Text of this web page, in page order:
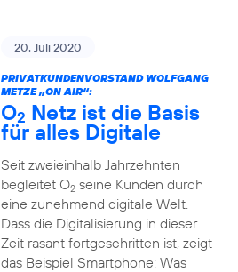
20. Juli 2020
PRIVATKUNDENVORSTAND WOLFGANG
METZE „ON AIR“:
O2 Netz ist die Basis
für alles Digitale
Seit zweieinhalb Jahrzehnten
begleitet O2seine Kunden durch
eine zunehmend digitale Welt.
Dass die Digitalisierung in dieser
Zeit rasant fortgeschritten ist, zeigt
das Beispiel Smartphone: Was